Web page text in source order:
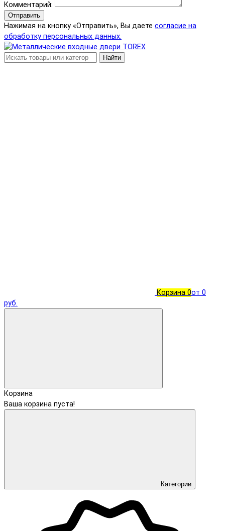
Комментарий:
Отправить
Нажимая на кнопку «Отправить», Вы даете согласие на
обработку персональных данных.
Найти
Корзина 0от 0
руб.
Корзина
Ваша корзина пуста!
Категории